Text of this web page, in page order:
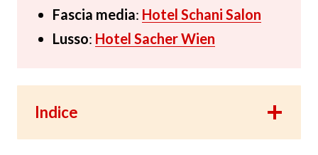
Fascia media: Hotel Schani Salon
Lusso: Hotel Sacher Wien
Indice